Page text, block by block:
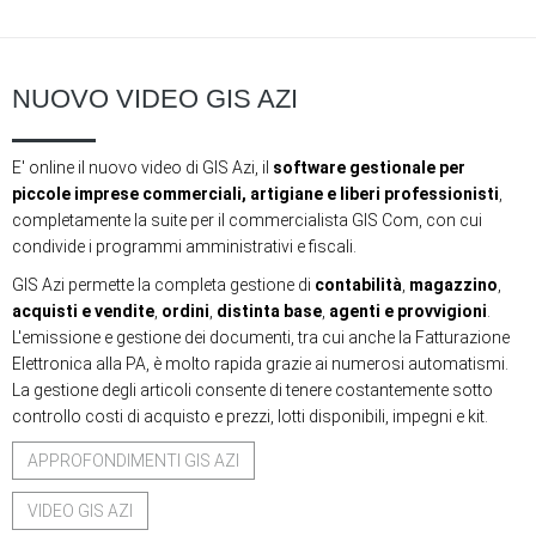
NUOVO VIDEO GIS AZI
E' online il nuovo video di GIS Azi, il ‪ software‬ ‪gestionale‬ per
piccole ‪imprese‬ ‪commerciali‬, ‪artigiane‬ e liberi professionisti‬,
completamente la suite per il commercialista GIS Com, con cui
condivide i programmi amministrativi e fiscali.
GIS Azi permette la completa gestione di contabilità, magazzino,
acquisti e vendite, ordini, distinta base, agenti e provvigioni.
L'emissione e gestione dei ‪documenti‬, tra cui anche la Fatturazione
Elettronica alla PA, è molto rapida grazie ai numerosi automatismi.
La gestione degli ‪articoli‬ consente di tenere costantemente sotto
controllo costi di acquisto e prezzi, lotti disponibili, impegni e kit.
APPROFONDIMENTI GIS AZI
VIDEO GIS AZI